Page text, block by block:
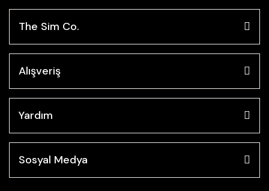
The Sim Co.
Alışveriş
Yardım
Sosyal Medya